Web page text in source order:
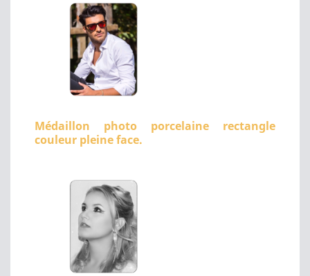
Médaillon photo porcelaine rectangle
couleur pleine face.